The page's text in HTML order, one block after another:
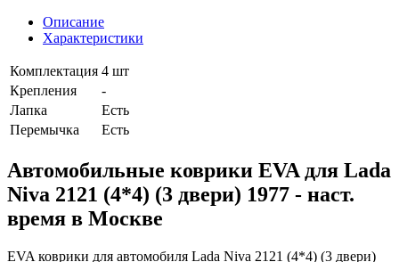
Описание
Характеристики
Комплектация 4 шт
Крепления
-
Лапка
Есть
Перемычка
Есть
Автомобильные коврики EVA для Lada
Niva 2121 (4*4) (3 двери) 1977 - наст.
время в Москве
EVA коврики для автомобиля Lada Niva 2121 (4*4) (3 двери)